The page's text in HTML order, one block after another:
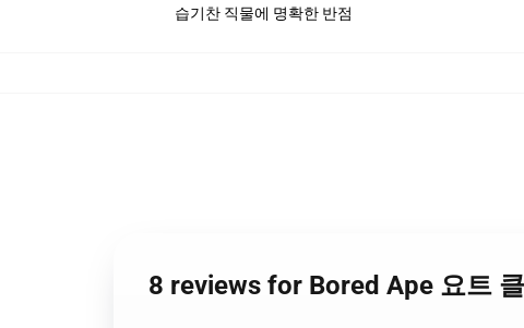
습기찬 직물에 명확한 반점
8 reviews for Bored Ape 요트